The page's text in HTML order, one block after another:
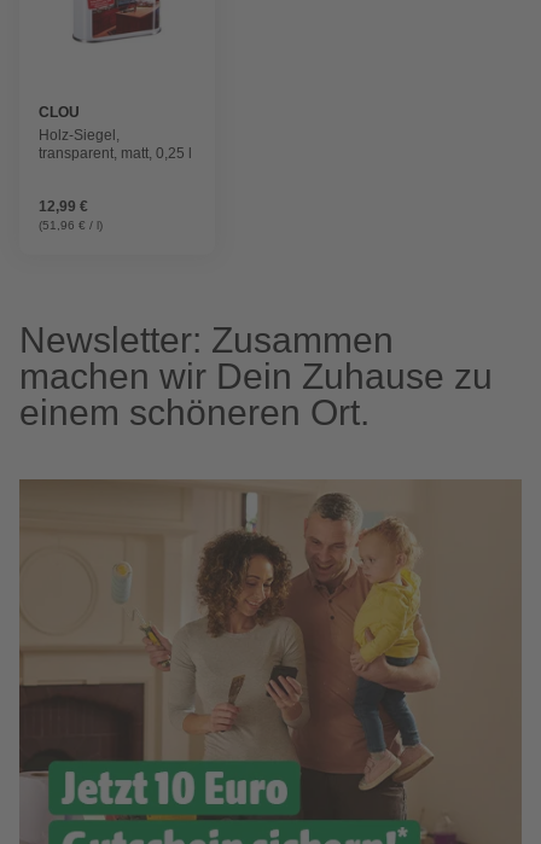
CLOU
Holz-Siegel,
transparent, matt, 0,25 l
12,99 €
(51,96 € / l)
Newsletter: Zusammen
machen wir Dein Zuhause zu
einem schöneren Ort.